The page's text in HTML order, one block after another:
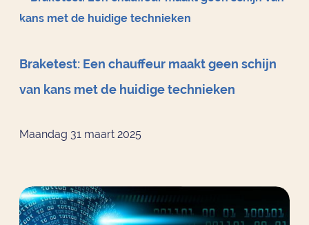
Braketest: Een chauffeur maakt geen schijn
van kans met de huidige technieken
Maandag 31 maart 2025